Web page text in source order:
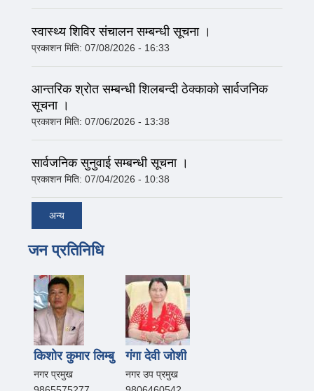
स्वास्थ्य शिविर संचालन सम्बन्धी सूचना ।
प्रकाशन मिति: 07/08/2026 - 16:33
आन्तरिक श्रोत सम्बन्धी शिलबन्दी ठेक्काको सार्वजनिक
सूचना ।
प्रकाशन मिति: 07/06/2026 - 13:38
सार्वजनिक सुनुवाई सम्बन्धी सूचना ।
प्रकाशन मिति: 07/04/2026 - 10:38
अन्य
जन प्रतिनिधि
किशोर कुमार लिम्बु
नगर प्रमुख
गंगा देवी जोशी
नगर उप प्रमुख